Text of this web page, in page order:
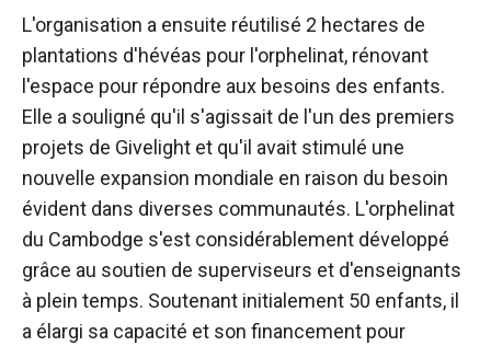
L'organisation a ensuite réutilisé 2 hectares de
plantations d'hévéas pour l'orphelinat, rénovant
l'espace pour répondre aux besoins des enfants.
Elle a souligné qu'il s'agissait de l'un des premiers
projets de Givelight et qu'il avait stimulé une
nouvelle expansion mondiale en raison du besoin
évident dans diverses communautés. L'orphelinat
du Cambodge s'est considérablement développé
grâce au soutien de superviseurs et d'enseignants
à plein temps. Soutenant initialement 50 enfants, il
a élargi sa capacité et son financement pour